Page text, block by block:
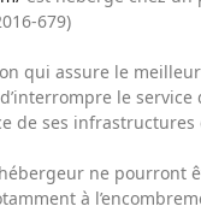
679)
qui assure le
le
de ses
ne pourront
à